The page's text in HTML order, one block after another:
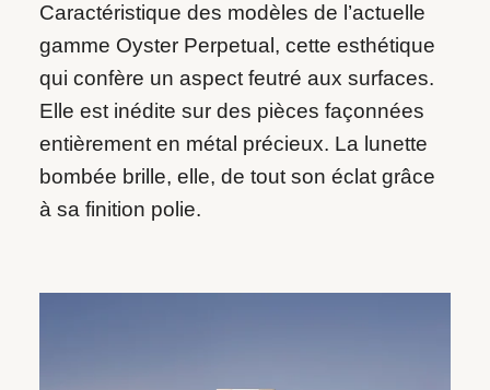
Caractéristique des modèles de l’actuelle
gamme Oyster Perpetual, cette esthétique
qui confère un aspect feutré aux surfaces.
Elle est inédite sur des pièces façonnées
entièrement en métal précieux. La lunette
bombée brille, elle, de tout son éclat grâce
à sa finition polie.